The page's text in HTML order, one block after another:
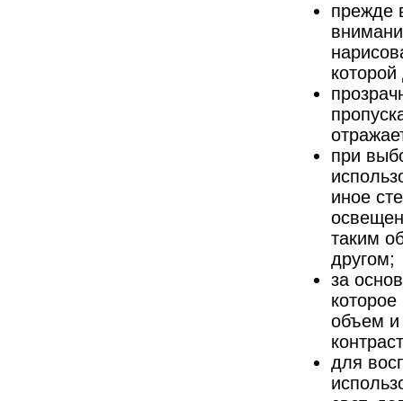
прежде
при
иное
таким
другом;
за
объем и
для